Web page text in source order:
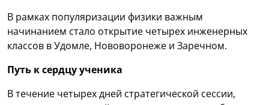
В рамках популяризации физики важным
начинанием стало открытие четырех инженерных
классов в Удомле, Нововоронеже и Заречном.
Путь к сердцу ученика
В течение четырех дней стратегической сессии,